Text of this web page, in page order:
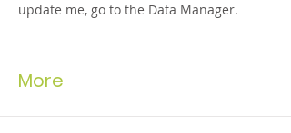
update me, go to the Data Manager.
More